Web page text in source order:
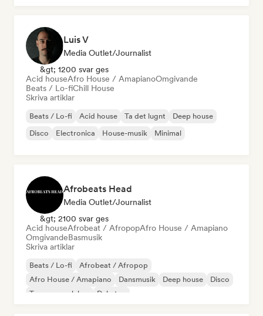
Luis V
Media Outlet/Journalist
&gt; 1200 svar ges
Acid houseAfro House / AmapianoOmgivande
Beats / Lo-fiChill House
Skriva artiklar
Beats / Lo-fi Acid house Ta det lugnt
Deep house
Disco
Electronica House-musik Minimal
Afrobeats Head
Media Outlet/Journalist
&gt; 2100 svar ges
Acid houseAfrobeat / AfropopAfro House / Amapiano
OmgivandeBasmusik
Skriva artiklar
Beats / Lo-fi
Afrobeat / Afropop
Afro House / Amapiano
Dansmusik Deep house
Disco
Trummor och bas
Dubstep